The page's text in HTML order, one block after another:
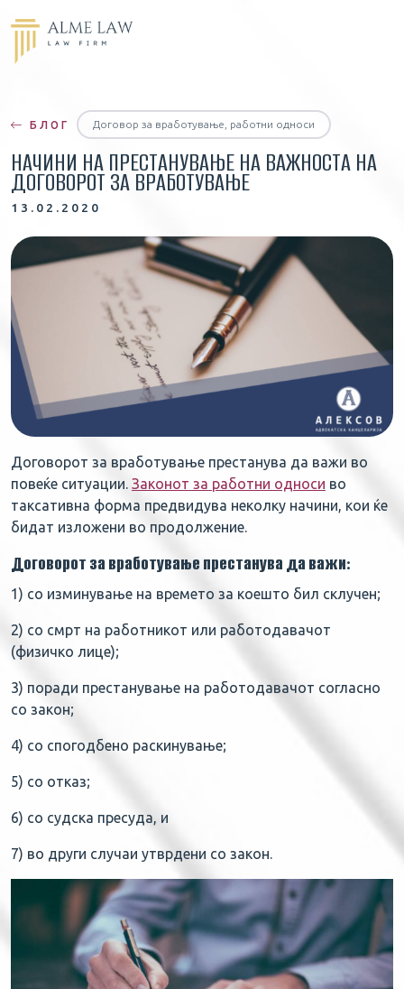
БЛОГ Договор за вработување, работни односи
НАЧИНИ НА ПРЕСТАНУВАЊЕ НА ВАЖНОСТА НА
ДОГОВОРОТ ЗА ВРАБОТУВАЊЕ
13.02.2020
Договорот за вработување престанува да важи во
повеќе ситуации. Законот за работни односи во
таксативна форма предвидува неколку начини, кои ќе
бидат изложени во продолжение.
Договорот за вработување престанува да важи:
1) со изминување на времето за коешто бил склучен;
2) со смрт на работникот или работодавачот
(физичко лице);
3) поради престанување на работодавачот согласно
со закон;
4) со спогодбено раскинување;
5) со отказ;
6) со судска пресуда, и
7) во други случаи утврдени со закон.